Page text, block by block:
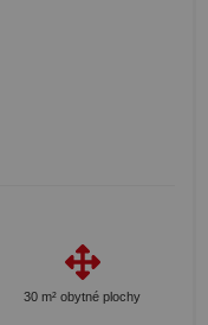
30 m² obytné plochy